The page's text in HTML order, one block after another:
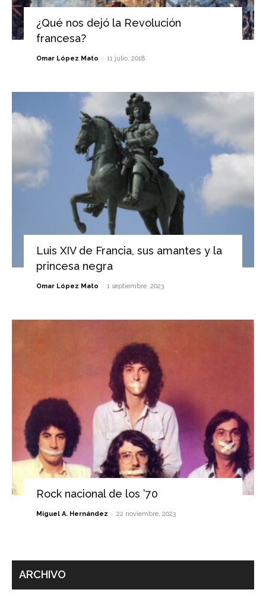
¿Qué nos dejó la Revolución
francesa?
Omar López Mato - 11 julio, 2018
Luis XIV de Francia, sus amantes y la
princesa negra
Omar López Mato - 1 septiembre, 2023
Rock nacional de los ’70
Miguel A. Hernández - 22 noviembre, 2023
ARCHIVO